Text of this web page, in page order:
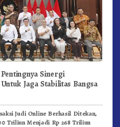
Sinergi
Jaga Stabilitas Bangsa
Judi Online Berhasil Ditekan,
Triliun Menjadi Rp 268 Triliun